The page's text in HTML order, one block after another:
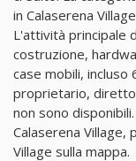
in Calaserena
L'attività principale
costruzione,
case mobili, incluso
proprietario,
non sono
Calaserena Village,
Village sulla mappa.